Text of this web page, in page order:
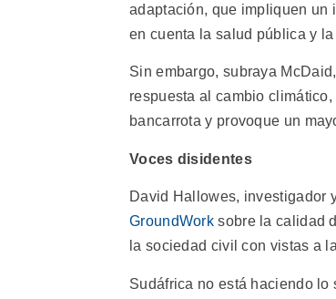
adaptación, que impliquen un
en cuenta la salud pública y
Sin embargo, subraya
respuesta al cambio
bancarrota y provoque un
Voces disidentes
David Hallowes, investigador
GroundWork sobre la calidad
la sociedad civil con vistas a
Sudáfrica no está haciendo